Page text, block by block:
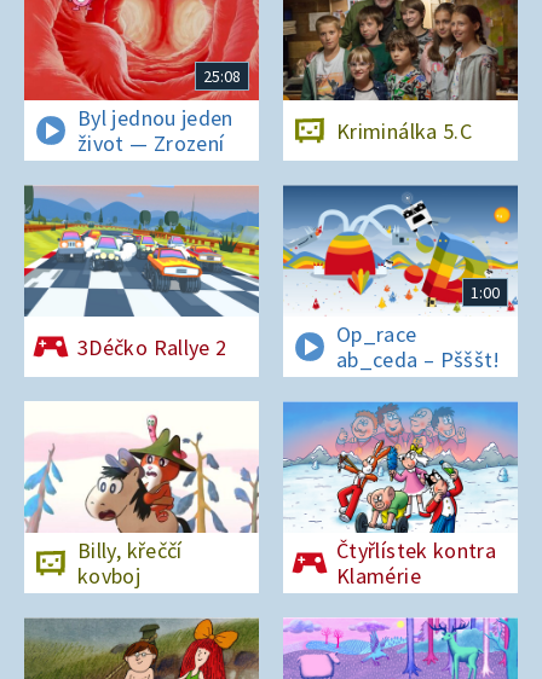
25:08
Byl jednou jeden
život — Zrození
Kriminálka 5.C
3Déčko Rallye 2
1:00
Op_race
ab_ceda – Pšššt!
Billy, křeččí
kovboj
Čtyřlístek kontra
Klamérie